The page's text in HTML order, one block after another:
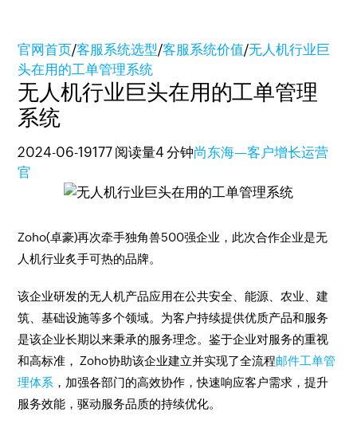
官网首页/客服系统选型/客服系统价值/无人机行业巨
头在用的工单管理系统
无人机行业巨头在用的工单管理
系统
2024-06-19177 阅读量4 分钟尚东海—客户增长运营
官
Zoho(卓豪)再次牵手独角兽500强企业，此次合作企业是无
人机行业炙手可热的品牌。
该企业研发的无人机产品应用在公共安全、能源、农业、建
筑、基础设施等多个领域。为客户持续提供优质产品和服务
是该企业长期以来秉承的服务理念。鉴于企业对服务的重视
和高标准， Zoho协助该企业建立并实现了全流程邮件工单管
理体系 ，加强各部门的高效协作，快速响应客户需求，提升
服务效能，驱动服务品质的持续优化。